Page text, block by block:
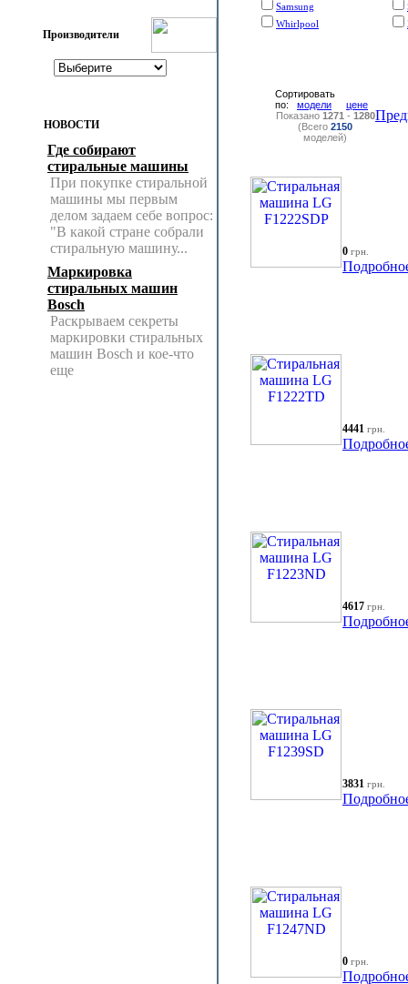
Производители
НОВОСТИ
Где собирают
стиральные машины
При покупке стиральной
машины мы первым
делом задаем себе вопрос:
"В какой стране собрали
стиральную машину...
Маркировка
стиральных машин
Bosch
Раскрываем секреты
маркировки стиральных
машин Bosch и кое-что
еще
Samsung
Whirlpool
Сортировать
по: модели
цене
Показано 1271 - 1280
(Всего 2150
моделей)
0 грн.
4441 грн.
4617 грн.
3831 грн.
0 грн.